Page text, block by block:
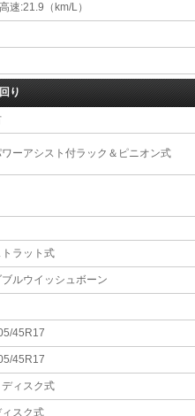
速:21.9（km/L）
り
ーアシスト付ラック＆ピニオン式
ラット式
ルウイッシュボーン
45R17
45R17
ィスク式
スク式